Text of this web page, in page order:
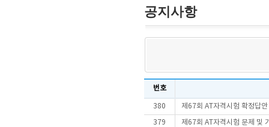
공지사항
번호
380 제67회 AT자격시험 확정답
379 제67회 AT자격시험 문제 및